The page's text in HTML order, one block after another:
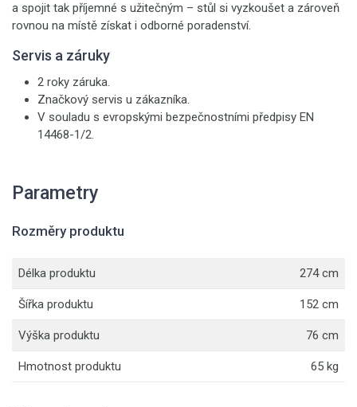
a spojit tak příjemné s užitečným – stůl si vyzkoušet a zároveň
rovnou na místě získat i odborné poradenství.
Servis a záruky
2 roky záruka.
Značkový servis u zákazníka.
V souladu s evropskými bezpečnostními předpisy EN
14468-1/2.
Parametry
Rozměry produktu
Délka produktu 274 cm
Šířka produktu 152 cm
Výška produktu 76 cm
Hmotnost produktu 65 kg